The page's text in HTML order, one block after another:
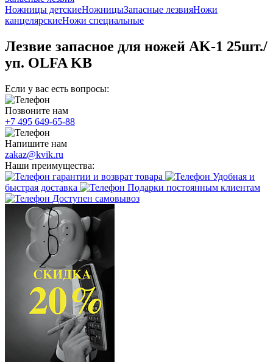
Ножницы детскиеНожницыЗапасные лезвияНожи
канцелярскиеНожи специальные
Лезвие запасное для ножей AK-1 25шт./
уп. OLFA KB
Если у вас есть вопросы:
Позвоните нам
+7 495 649-65-88
Напишите нам
zakaz@kvik.ru
Наши преимущества:
гарантии и возврат товара
Удобная и
быстрая доставка
Подарки постоянным клиентам
Доступен самовывоз